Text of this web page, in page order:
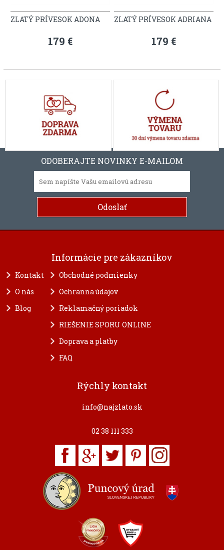
ZLATÝ PRÍVESOK ADONA
179 €
ZLATÝ PRÍVESOK ADRIANA
179 €
ODOBERAJTE NOVINKY E-MAILOM
Informácie pre zákazníkov
Kontakt
O nás
Blog
Obchodné podmienky
Ochranna údajov
Reklamačný poriadok
RIEŠENIE SPORU ONLINE
Doprava a platby
FAQ
Rýchly kontakt
info@najzlato.sk
02 38 111 333